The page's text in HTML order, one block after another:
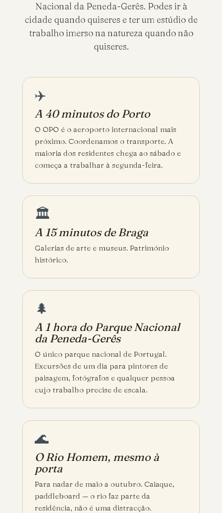
Nacional da Peneda-Gerês. Podes ir à
cidade quando quiseres e ter um estúdio de
trabalho imerso na natureza quando não
quiseres.
✈️
A 40 minutos do Porto
O OPO é o aeroporto internacional mais
próximo. Coordenamos o transporte. A
maioria dos residentes chega ao sábado e
começa a trabalhar à segunda-feira.
🏛️
A 15 minutos de Braga
Galerias de arte e museus. Património
histórico.
🌲
A 1 hora do Parque Nacional
da Peneda-Gerês
O único parque nacional de Portugal.
Excursões de um dia para pintores de
paisagem, fotógrafos e qualquer pessoa
cujo trabalho precise de escala.
🌊
O Rio Homem, mesmo à
porta
Para nadar de maio a outubro. Caiaque,
paddleboard — o rio faz parte da
residência, não é uma distracção.